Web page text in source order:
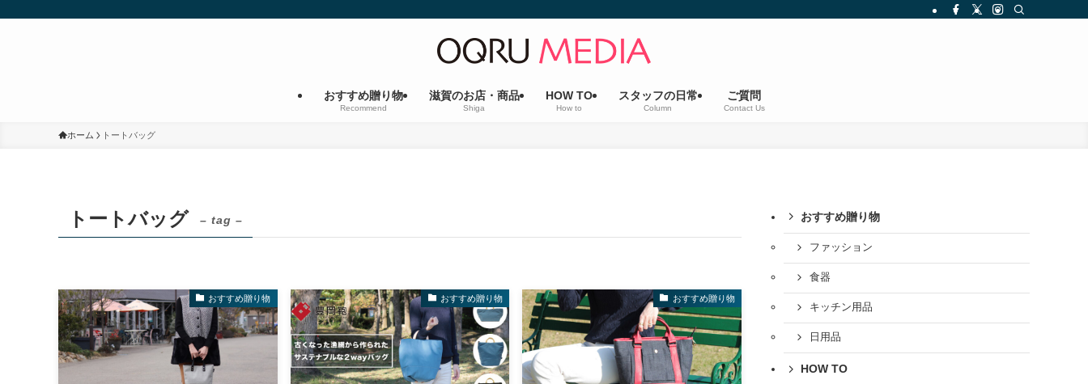
おすすめ贈り物
Recommend
滋賀のお店・商品
Shiga
HOW TO
How to
スタッフの日常
Column
ご質問
Contact Us
ホーム トートバッグ
トートバッグ – tag –
おすすめ贈り物 おすすめ贈り物 おすすめ贈り物
おすすめ贈り物
ファッション
食器
キッチン用品
日用品
HOW TO